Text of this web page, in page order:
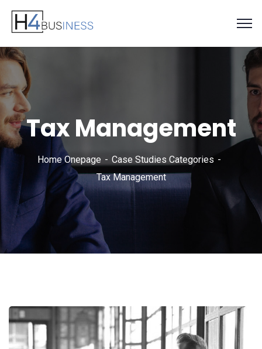
Tax Management
Home Onepage
Case Studies Categories
Tax Management